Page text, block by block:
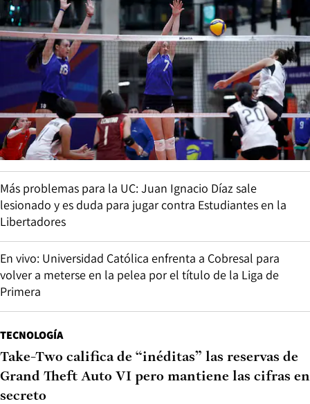
Más problemas para la UC: Juan Ignacio Díaz sale
lesionado y es duda para jugar contra Estudiantes en la
Libertadores
En vivo: Universidad Católica enfrenta a Cobresal para
volver a meterse en la pelea por el título de la Liga de
Primera
TECNOLOGÍA
Take-Two califica de “inéditas” las reservas de
Grand Theft Auto VI pero mantiene las cifras en
secreto